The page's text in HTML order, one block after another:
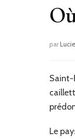
par
Saint-
Le